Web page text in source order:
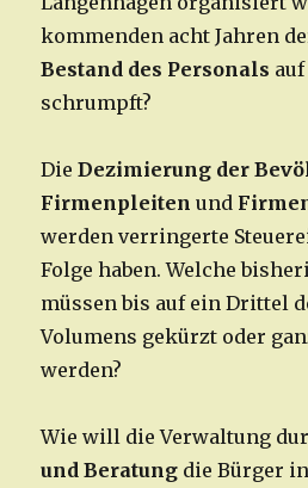
kommenden acht Jahren
Bestand des Personals
schrumpft?
Die Dezimierung der
Firmenpleiten und
werden verringerte
Folge haben. Welche
müssen bis auf ein Drittel
Volumens gekürzt oder
werden?
Wie will die Verwaltung
und Beratung die Bürger